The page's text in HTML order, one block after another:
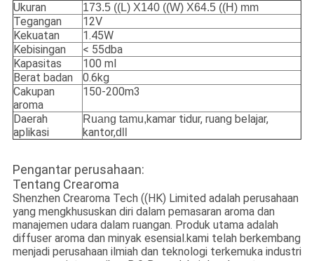
Ukuran 173.5 ((L) X140 ((W) X64.5 ((H) mm
Tegangan
12V
Kekuatan
1.45W
Kebisingan
< 55dba
Kapasitas
100 ml
Berat badan
0.6kg
Cakupan
aroma
150-200m3
Daerah
aplikasi
Ruang tamu,kamar tidur, ruang belajar,
kantor,dll
Pengantar perusahaan:
Tentang Crearoma
Shenzhen Crearoma Tech ((HK) Limited adalah perusahaan
yang mengkhususkan diri dalam pemasaran aroma dan
manajemen udara dalam ruangan. Produk utama adalah
diffuser aroma dan minyak esensial.kami telah berkembang
menjadi perusahaan ilmiah dan teknologi terkemuka industri